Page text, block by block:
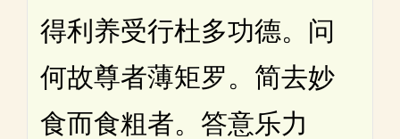
得利养受行杜多功德。问
何故尊者薄矩罗。简去妙
食而食粗者。答意乐力